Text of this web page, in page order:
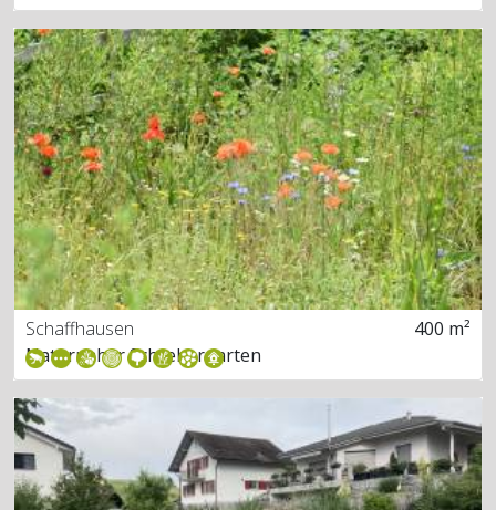
Schaffhausen
400 m²
Naturnaher Schrebergarten